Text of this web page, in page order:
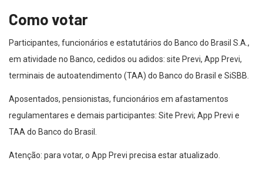
Como votar
Participantes, funcionários e estatutários do Banco do Brasil S.A.,
em atividade no Banco, cedidos ou adidos: site Previ, App Previ,
terminais de autoatendimento (TAA) do Banco do Brasil e SiSBB.
Aposentados, pensionistas, funcionários em afastamentos
regulamentares e demais participantes: Site Previ; App Previ e
TAA do Banco do Brasil.
Atenção: para votar, o App Previ precisa estar atualizado.